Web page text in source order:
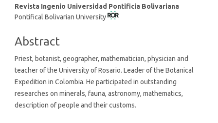
Main
Article
Revista Ingenio Universidad Pontificia Bolivariana
Pontifical Bolivarian University
Abstract
Priest, botanist, geographer, mathematician, physician and
teacher of the University of Rosario. Leader of the Botanical
Expedition in Colombia. He participated in outstanding
researches on minerals, fauna, astronomy, mathematics,
description of people and their customs.